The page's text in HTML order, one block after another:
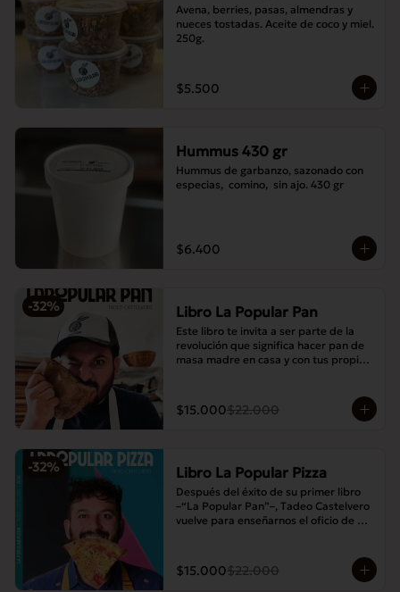
Avena, berries, pasas, almendras y
nueces tostadas. Aceite de coco y miel.
250g.
$5.500
Hummus 430 gr
Hummus de garbanzo, sazonado con
especias,  comino,  sin ajo. 430 gr
$6.400
-32% Libro La Popular Pan
Este libro te invita a ser parte de la
revolución que significa hacer pan de
masa madre en casa y con tus propias
$15.000$22.000
-32% Libro La Popular Pizza
Después del éxito de su primer libro
–“La Popular Pan”–, Tadeo Castelvero
vuelve para enseñarnos el oficio de
familia.
$15.000$22.000